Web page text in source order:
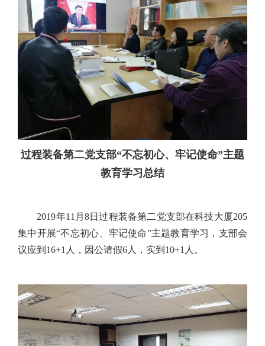
过程装备第二党支部“不忘初心、牢记使命”主题
教育学习总结
2019年11月8日过程装备第二党支部在科技大厦205
集中开展“不忘初心、牢记使命”主题教育学习，支部会
议应到16+1人，因公请假6人，实到10+1人。